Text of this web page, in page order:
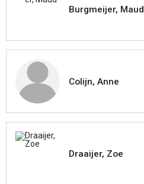
Burgmeijer, Maud
Colijn, Anne
Draaijer, Zoe